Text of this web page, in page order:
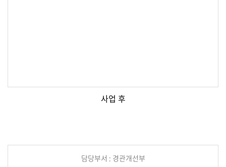
사업 후
담당부서 : 경관개선부